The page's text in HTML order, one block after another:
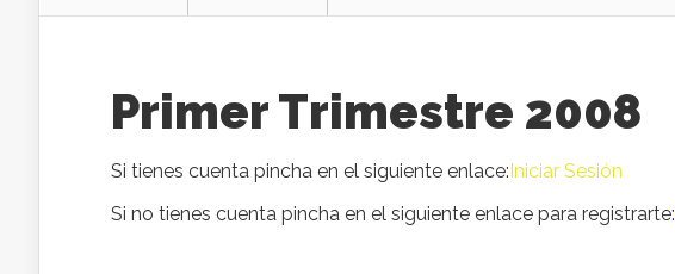
Primer Trimestre 2008
Si tienes cuenta pincha en el siguiente enlace:Iniciar Sesión
Si no tienes cuenta pincha en el siguiente enlace para registrarte: